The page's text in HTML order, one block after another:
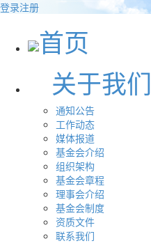
登录注册
首页
关于我们
通知公告
工作动态
媒体报道
基金会介绍
组织架构
基金会章程
理事会介绍
基金会制度
资质文件
联系我们